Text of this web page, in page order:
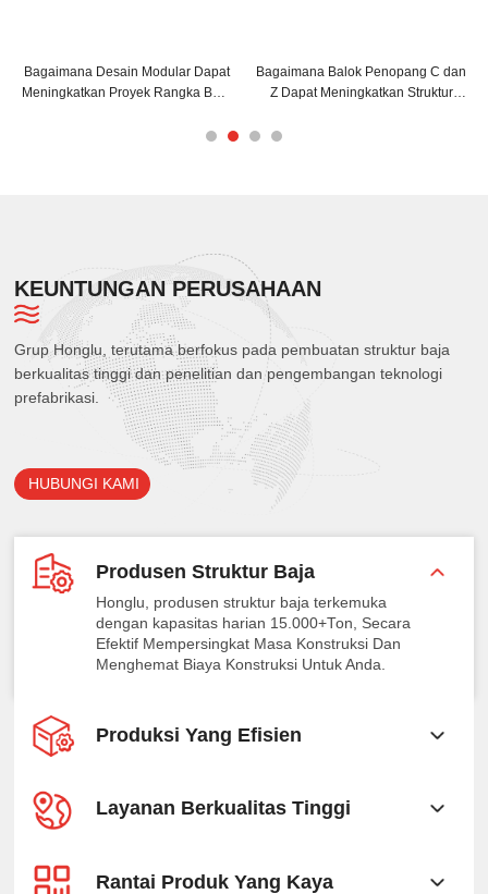
Bagaimana Desain Modular Dapat
Meningkatkan Proyek Rangka Baja
Bagaimana Balok Penopang C dan
Z Dapat Meningkatkan Struktur
KEUNTUNGAN PERUSAHAAN
Grup Honglu, terutama berfokus pada pembuatan struktur baja
berkualitas tinggi dan penelitian dan pengembangan teknologi
prefabrikasi.
HUBUNGI KAMI
Produsen Struktur Baja
Honglu, produsen struktur baja terkemuka
dengan kapasitas harian 15.000+Ton, Secara
Efektif Mempersingkat Masa Konstruksi Dan
Menghemat Biaya Konstruksi Untuk Anda.
Produksi Yang Efisien
Layanan Berkualitas Tinggi
Rantai Produk Yang Kaya